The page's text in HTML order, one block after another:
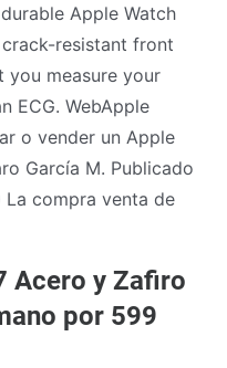
Apple Watch
resistant front
you measure your
ECG. WebApple
o vender un Apple
García M. Publicado
La compra venta de
Acero y Zafiro
por 599